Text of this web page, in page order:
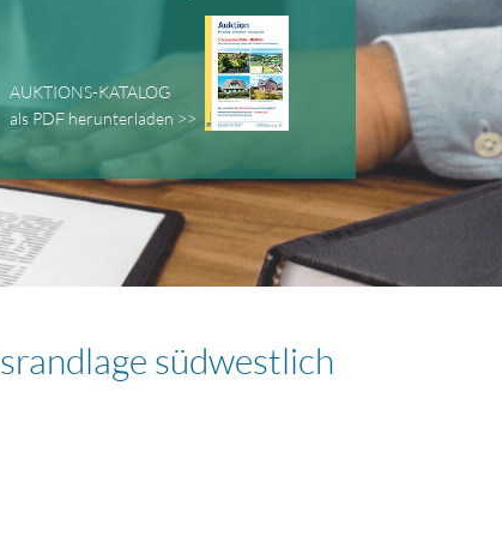
AUKTIONS-KATALOG
als PDF herunterladen >>
südwestlich